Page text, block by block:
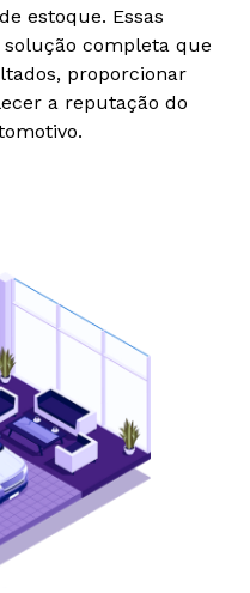
estoque. Essas
completa que
proporcionar
a reputação do